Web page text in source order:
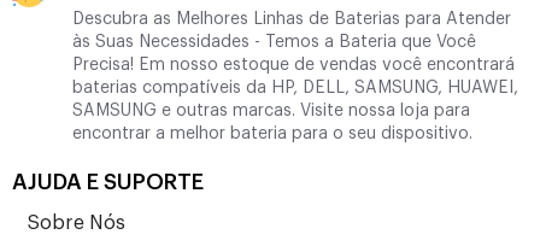
Descubra as Melhores Linhas de Baterias para Atender
às Suas Necessidades - Temos a Bateria que Você
Precisa! Em nosso estoque de vendas você encontrará
baterias compatíveis da HP, DELL, SAMSUNG, HUAWEI,
SAMSUNG e outras marcas. Visite nossa loja para
encontrar a melhor bateria para o seu dispositivo.
AJUDA E SUPORTE
Sobre Nós